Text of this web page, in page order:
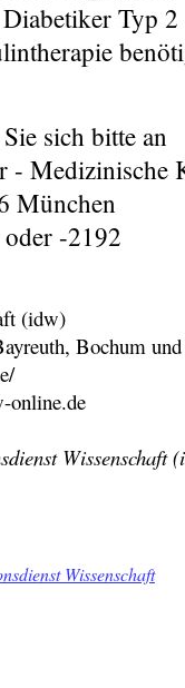
Typ 2
sich bitte an
- Medizinische
München
-2192
(idw)
Bochum
online.de
Wissenschaft
Wissenschaft